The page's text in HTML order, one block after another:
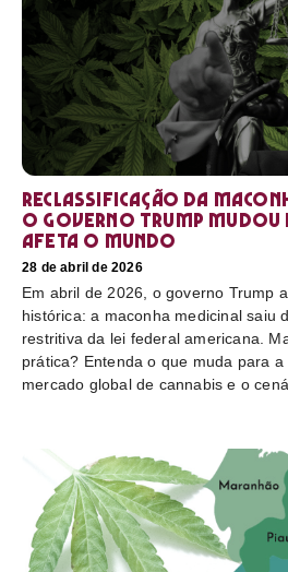
Reclassificação da
o governo Trump mudou
afeta o mundo
28 de abril de 2026
Em abril de 2026, o governo Trump
histórica: a maconha medicinal saiu
restritiva da lei federal americana.
prática? Entenda o que muda para
mercado global de cannabis e o